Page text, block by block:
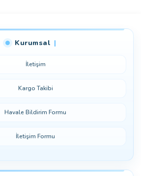
Kurumsal
İletişim
Kargo Takibi
Havale Bildirim Formu
İletişim Formu